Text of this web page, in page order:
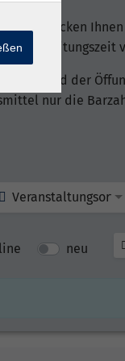
und schicken
Bearbeitungszeit
während der
nur die
Veranstaltungsort
neu